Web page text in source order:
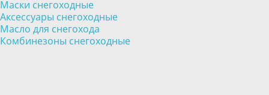
Маски снегоходные
Аксессуары снегоходные
Масло для снегохода
Комбинезоны снегоходные